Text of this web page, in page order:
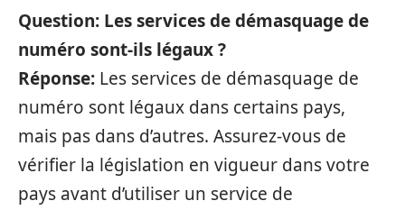
Question: Les services de démasquage de
numéro sont-ils légaux ?
Réponse: Les services de démasquage de
numéro sont légaux dans certains pays,
mais pas dans d’autres. Assurez-vous de
vérifier la législation en vigueur dans votre
pays avant d’utiliser un service de